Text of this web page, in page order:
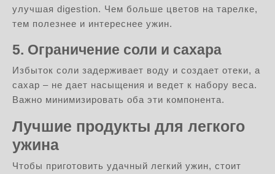
улучшая digestion. Чем больше цветов на тарелке,
тем полезнее и интереснее ужин.
5. Ограничение соли и сахара
Избыток соли задерживает воду и создает отеки, а
сахар – не дает насыщения и ведет к набору веса.
Важно минимизировать оба эти компонента.
Лучшие продукты для легкого
ужина
Чтобы приготовить удачный легкий ужин, стоит